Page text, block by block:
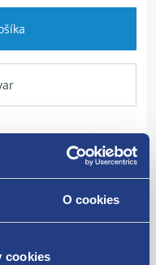
O cookies
cookies